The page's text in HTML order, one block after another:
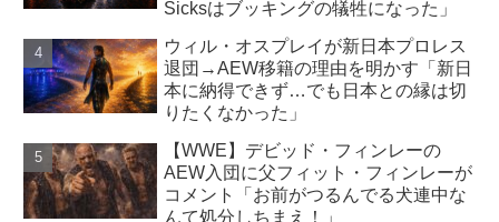
Sicksはブッキングの犠牲になった」
ウィル・オスプレイが新日本プロレス
退団→AEW移籍の理由を明かす「新日
本に納得できず…でも日本との縁は切
りたくなかった」
【WWE】デビッド・フィンレーの
AEW入団に父フィット・フィンレーが
コメント「お前がつるんでる犬連中な
んて処分しちまえ！」